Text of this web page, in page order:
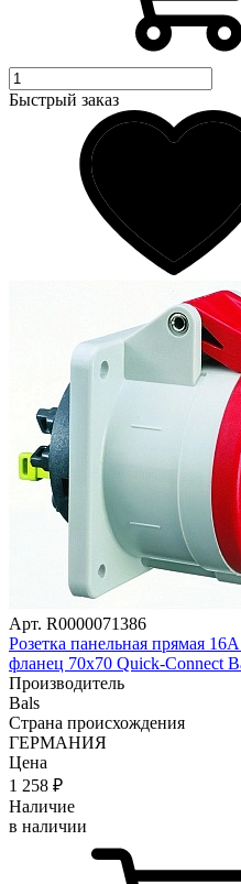
Быстрый заказ
Арт. R0000071386
Розетка панельная прямая
фланец 70x70 Quick-Connect
Производитель
Bals
Страна происхождения
ГЕРМАНИЯ
Цена
1 258 ₽
Наличие
в наличии